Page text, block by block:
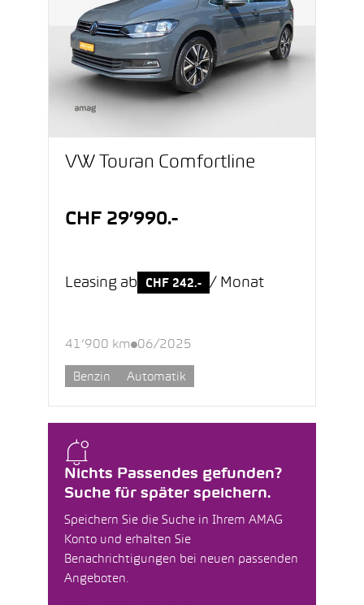
Nichts Passendes gefunden?
Suche für später speichern.
Speichern Sie die Suche in Ihrem AMAG
Konto und erhalten Sie
Benachrichtigungen bei neuen passenden
Angeboten.
VW Touran Comfortline
CHF 29’990.-
Leasing ab CHF 242.- / Monat
41’900 km 06/2025
Benzin Automatik